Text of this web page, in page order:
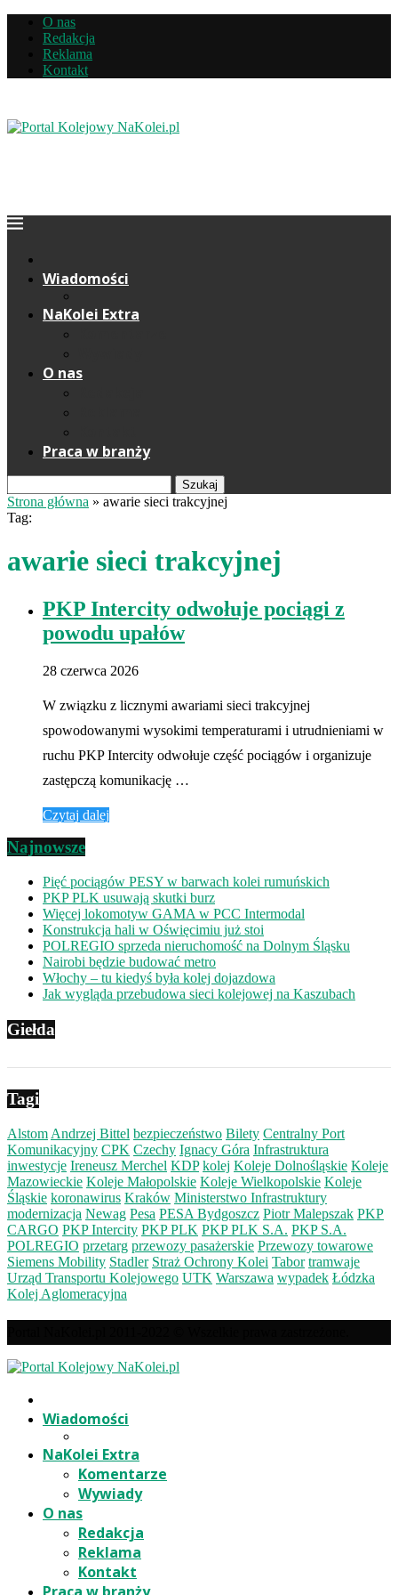
O nas
Redakcja
Reklama
Kontakt
Wiadomości
NaKolei Extra
O nas
Praca w branży
Szukaj
Strona główna » awarie sieci trakcyjnej
Tag:
awarie sieci trakcyjnej
PKP Intercity odwołuje pociągi z
powodu upałów
28 czerwca 2026
W związku z licznymi awariami sieci trakcyjnej
spowodowanymi wysokimi temperaturami i utrudnieniami w
ruchu PKP Intercity odwołuje część pociągów i organizuje
zastępczą komunikację …
Czytaj dalej
Najnowsze
Pięć pociągów PESY w barwach kolei rumuńskich
PKP PLK usuwają skutki burz
Więcej lokomotyw GAMA w PCC Intermodal
Konstrukcja hali w Oświęcimiu już stoi
POLREGIO sprzeda nieruchomość na Dolnym Śląsku
Nairobi będzie budować metro
Włochy – tu kiedyś była kolej dojazdowa
Jak wygląda przebudowa sieci kolejowej na Kaszubach
Giełda
Tagi
Alstom Andrzej Bittel bezpieczeństwo Bilety Centralny Port
Komunikacyjny CPK Czechy Ignacy Góra Infrastruktura
inwestycje Ireneusz Merchel KDP kolej Koleje Dolnośląskie Koleje
Mazowieckie Koleje Małopolskie Koleje Wielkopolskie Koleje
Śląskie koronawirus Kraków Ministerstwo Infrastruktury
modernizacja Newag Pesa PESA Bydgoszcz Piotr Malepszak PKP
CARGO PKP Intercity PKP PLK PKP PLK S.A. PKP S.A.
POLREGIO przetarg przewozy pasażerskie Przewozy towarowe
Siemens Mobility Stadler Straż Ochrony Kolei Tabor tramwaje
Urząd Transportu Kolejowego UTK Warszawa wypadek Łódzka
Kolej Aglomeracyjna
Wiadomości
NaKolei Extra
Komentarze
Wywiady
O nas
Redakcja
Reklama
Kontakt